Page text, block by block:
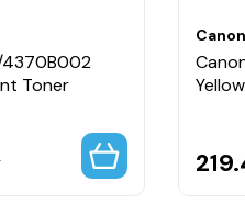
4370B002
Toner
Canon